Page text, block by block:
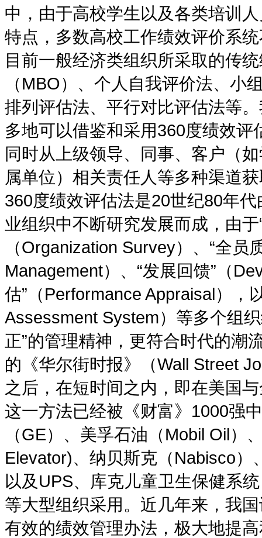
中，由于高校学生以及各类培训
特点，多数高校工作绩效评价系
目前一般经济类组织所采取的传
（MBO）、个人自我评价法、小
排列评估法、平行对比评估法等
多地可以借鉴和采用360度绩效
同时从上级领导、同事、客户（
属单位）相关责任人等多种渠道
360度绩效评估法是20世纪80年
业组织中不断研究发展而成，由
（Organization Survey）、“全员
Management）、“发展回馈”（
估”（Performance Appraisal），
Assessment System）等多个组
正”的管理精神，更符合时代的潮
的《华尔街时报》（Wall Street
之后，在短时间之内，即在美国
这一方法已经被《财富》1000强
（GE）、美孚石油（Mobil Oil）
Elevator)、纳贝斯克（Nabisco
以及UPS、库克儿童卫生保健系
等大型组织采用。近几年来，我
有效的绩效管理办法，极大地提